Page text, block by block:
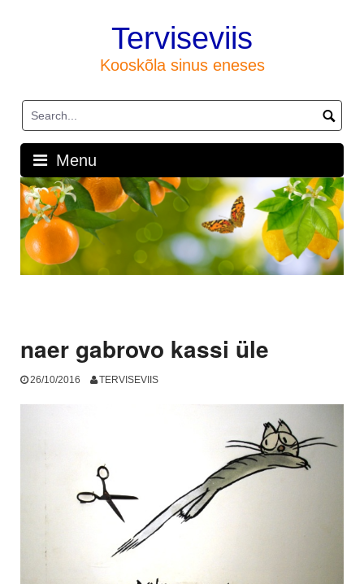
Terviseviis
Kooskõla sinus eneses
Menu
naer gabrovo kassi üle
26/10/2016 TERVISEVIIS